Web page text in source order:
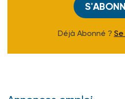
Déjà Abonné ?